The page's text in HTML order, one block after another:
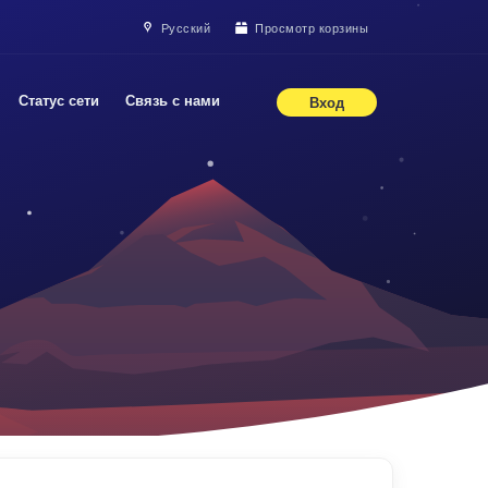
Русский Просмотр корзины
Статус сети Связь с нами Вход